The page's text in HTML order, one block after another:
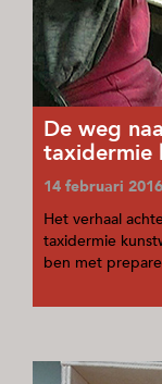
De weg
taxidermie
14 februari
Het verhaal
taxidermie
ben met